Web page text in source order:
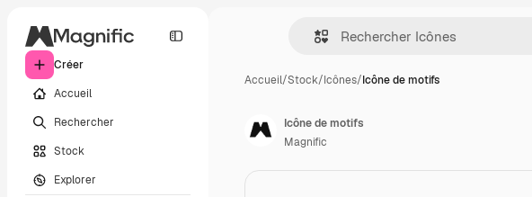
Créer
Accueil
Rechercher
Stock
Explorer
Accueil/Stock/Icônes/Icône de motifs
Icône de motifs
Magnific